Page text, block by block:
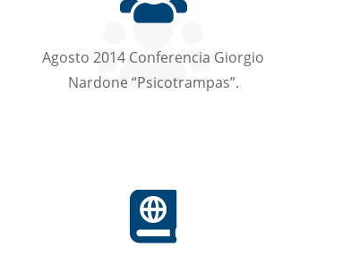
Agosto 2014 Conferencia Giorgio
Nardone “Psicotrampas”.